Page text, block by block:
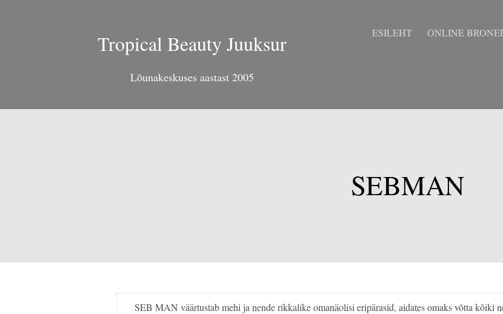
Tropical Beauty Juuksur
Lõunakeskuses aastast 2005
ESILEHT ONLINE
SEBMAN
SEB MAN väärtustab mehi ja nende rikkalike omanäolisi eripärasid, aidates omaks võtta kõiki